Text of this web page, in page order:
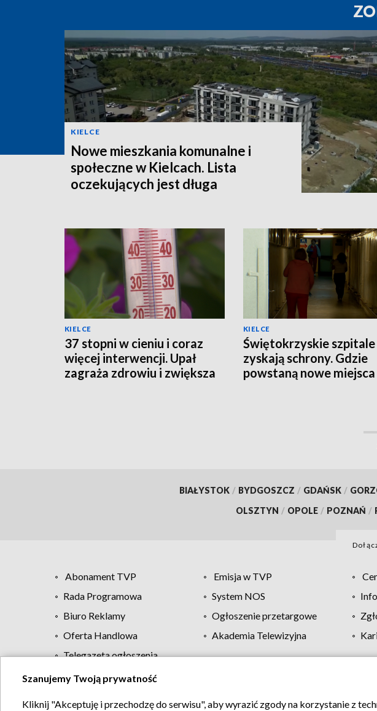
KIELCE
Nowe mieszkania komunalne i
społeczne w Kielcach. Lista
oczekujących jest długa
KIELCE
37 stopni w cieniu i coraz
więcej interwencji. Upał
zagraża zdrowiu i zwiększa
KIELCE
Świętokrzyskie szpitale
zyskają schrony. Gdzie
powstaną nowe miejsca
BIAŁYSTOK / BYDGOSZCZ / GDAŃSK /
OLSZTYN / OPOLE / POZNAŃ /
Abonament TVP Emisja w TVP
Rada Programowa
System NOS
Biuro Reklamy
Ogłoszenie przetargowe
Oferta Handlowa
Akademia Telewizyjna
Telegazeta ogłoszenia
Regulamin TVP Polityka prywatności
Szanujemy Twoją prywatność
Kliknij "Akceptuję i przechodzę do serwisu", aby wyrazić zgody na korzystanie z